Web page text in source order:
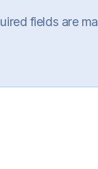
fields are